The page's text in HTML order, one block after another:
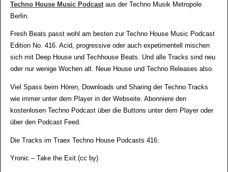
Techno House Music Podcastaus der Techno Musik Metropole
Berlin.
Fresh Beats passt wohl am besten zur Techno House Music Podcast
Edition No. 416. Acid, progressive oder auch expetimentell mischen
sich mit Deep House und Techhouse Beats. Und alle Tracks sind neu
oder nur wenige Wochen alt. Neue House und Techno Releases also.
Viel Spass beim Hören, Downloads und Sharing der Techno Tracks
wie immer unter dem Player in der Webseite. Abonniere den
kostenlosen Techno Podcast über die Buttons unter dem Player oder
über den Podcast Feed.
Die Tracks im Traex Techno House Podcasts 416:
Yronic – Take the Exit (cc by)